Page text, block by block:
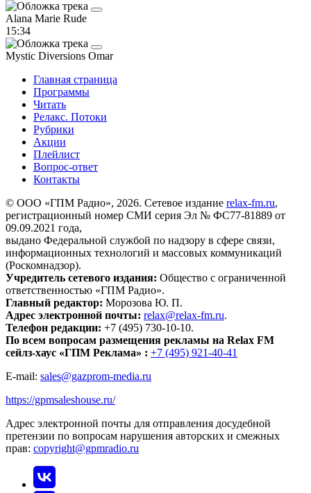
Alana Marie Rude
15:34
Mystic Diversions Omar
Главная страница
Программы
Читать
Релакс. Потоки
Рубрики
Акции
Плейлист
Вопрос-ответ
Контакты
© ООО «ГПМ Радио», 2026. Сетевое издание relax-fm.ru,
регистрационный номер СМИ серия Эл № ФС77-81889 от
09.09.2021 года,
выдано Федеральной службой по надзору в сфере связи,
информационных технологий и массовых коммуникаций
(Роскомнадзор).
Учредитель сетевого издания: Общество с ограниченной
ответственностью «ГПМ Радио».
Главный редактор: Морозова Ю. П.
Адрес электронной почты: relax@relax-fm.ru.
Телефон редакции: +7 (495) 730-10-10.
По всем вопросам размещения рекламы на Relax FM
сейлз-хаус «ГПМ Реклама» : +7 (495) 921-40-41
E-mail: sales@gazprom-media.ru
https://gpmsaleshouse.ru/
Адрес электронной почты для отправления досудебной
претензии по вопросам нарушения авторских и смежных
прав: copyright@gpmradio.ru